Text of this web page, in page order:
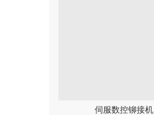
伺服数控铆接机